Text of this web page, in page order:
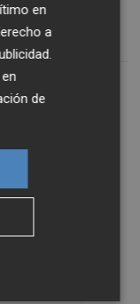
en
a
de